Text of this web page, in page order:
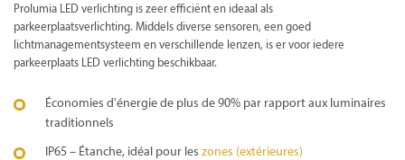
Prolumia LED verlichting is zeer efficiënt en ideaal als
parkeerplaatsverlichting. Middels diverse sensoren, een goed
lichtmanagementsysteem en verschillende lenzen, is er voor iedere
parkeerplaats LED verlichting beschikbaar.
Économies d'énergie de plus de 90% par rapport aux luminaires
traditionnels
IP65 – Étanche, idéal pour les zones (extérieures)